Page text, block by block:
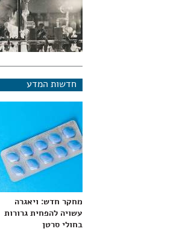
חדשות המדע
מחקר חדש: ויאגרה
עשויה להפחית גרורות
בחולי סרטן